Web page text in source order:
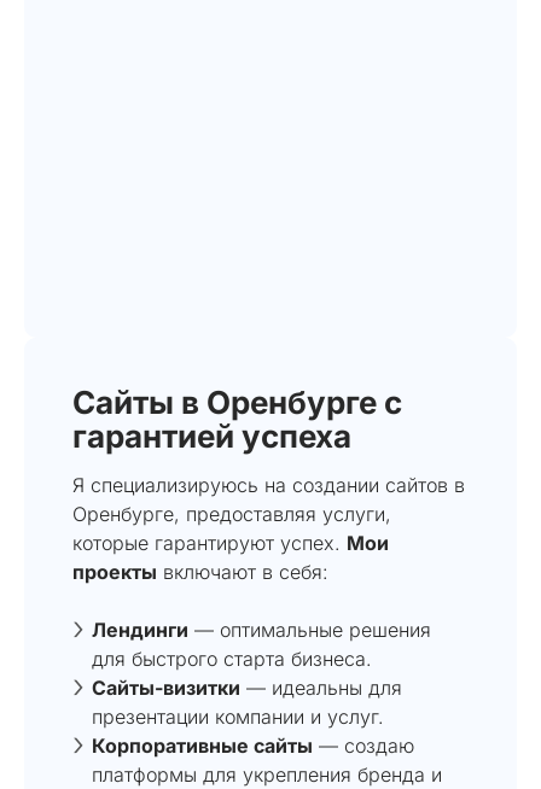
Сайты в Оренбурге с
гарантией успеха
Я специализируюсь на создании сайтов в
Оренбурге, предоставляя услуги,
которые гарантируют успех. Мои
проекты включают в себя:
Лендинги — оптимальные решения
для быстрого старта бизнеса.
Сайты-визитки — идеальны для
презентации компании и услуг.
Корпоративные сайты — создаю
платформы для укрепления бренда и